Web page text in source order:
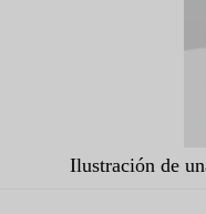
Ilustración de